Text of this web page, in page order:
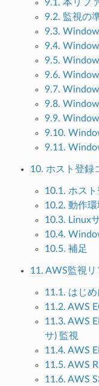
9.1. 本リフ
9.2. 監視の
9.3.
9.4.
9.5.
9.6.
9.7.
9.8.
9.9.
9.10.
9.11.
10. ホスト登録
10.1. ホス
10.2. 動作環
10.3. Linux
10.4.
10.5. 補足
11. AWS監視リ
11.1. はじめ
11.2. AWS
11.3. AWS
サ) 監視
11.4. AWS
11.5. AWS
11.6. AWS